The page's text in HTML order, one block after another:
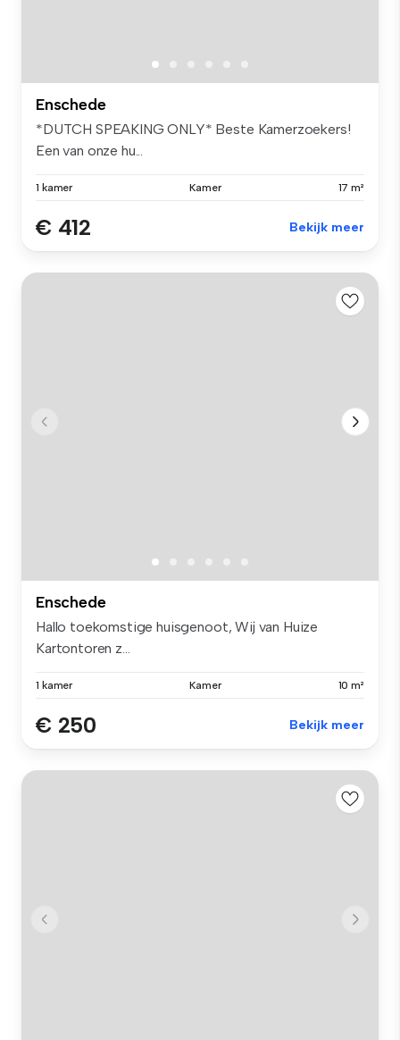
Enschede
*DUTCH SPEAKING ONLY* Beste Kamerzoekers!
Een van onze hu...
1 kamer Kamer 17 m²
€ 412 Bekijk meer
Enschede
Hallo toekomstige huisgenoot, Wij van Huize
Kartontoren z...
1 kamer Kamer 10 m²
€ 250 Bekijk meer